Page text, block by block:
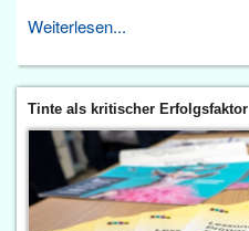
Weiterlesen...
Tinte als kritischer Erfolgsfaktor